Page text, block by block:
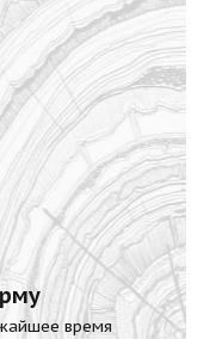
время